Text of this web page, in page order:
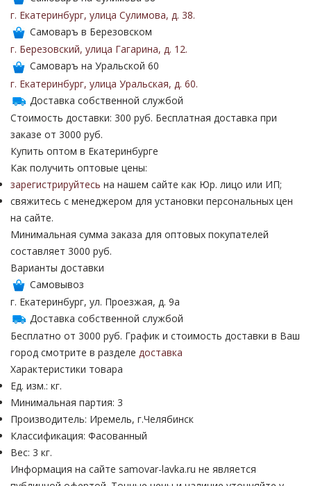
г. Екатеринбург, улица Сулимова, д. 38.
Самоваръ в Березовском
г. Березовский, улица Гагарина, д. 12.
Самоваръ на Уральской 60
г. Екатеринбург, улица Уральская, д. 60.
Доставка собственной службой
Стоимость доставки: 300 руб. Бесплатная доставка при
заказе от 3000 руб.
Купить оптом в Екатеринбурге
Как получить оптовые цены:
зарегистрируйтесь на нашем сайте как Юр. лицо или ИП;
свяжитесь с менеджером для установки персональных цен
на сайте.
Минимальная сумма заказа для оптовых покупателей
составляет 3000 руб.
Варианты доставки
Самовывоз
г. Екатеринбург, ул. Проезжая, д. 9а
Доставка собственной службой
Бесплатно от 3000 руб. График и стоимость доставки в Ваш
город смотрите в разделе доставка
Характеристики товара
Ед. изм.: кг.
Минимальная партия: 3
Производитель: Иремель, г.Челябинск
Классификация: Фасованный
Вес: 3 кг.
Информация на сайте samovar-lavka.ru не является